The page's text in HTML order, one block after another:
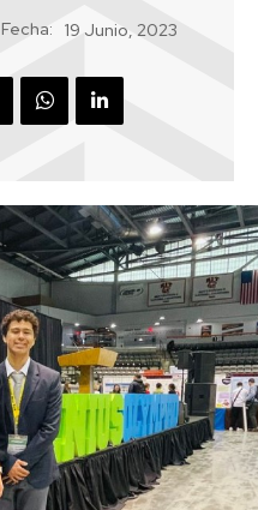
Fecha: 19 Junio, 2023